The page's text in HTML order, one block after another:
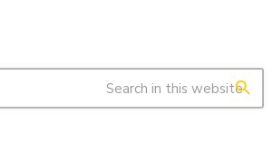
search